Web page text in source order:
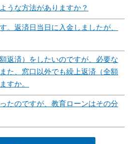
うな方法がありますか？
。返済日当日に入金しましたが、
返済）をしたいのですが、必要な
た、窓口以外でも繰上返済（全額
すか。
たのですが、教育ローンはその分